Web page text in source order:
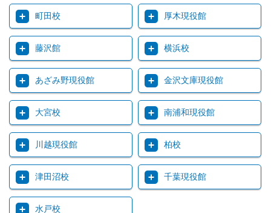
町田校 厚木現役館
藤沢館 横浜校
あざみ野現役館 金沢文庫現役館
大宮校 南浦和現役館
川越現役館 柏校
津田沼校 千葉現役館
水戸校